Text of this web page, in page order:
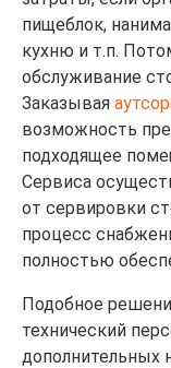
пищеблок,
кухню и т.п.
обслуживание
Заказывая
возможность
подходящее
Сервиса
от сервировки
процесс
полностью
Подобное
технический
дополнительных